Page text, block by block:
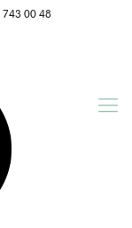
743 00 48